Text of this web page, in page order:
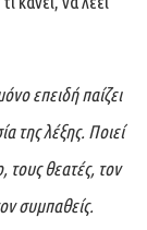
επειδή παίζει
της λέξης. Ποιεί
τους θεατές, τον
συμπαθείς.